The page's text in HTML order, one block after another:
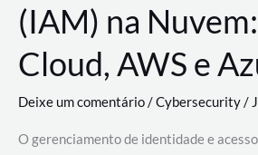
(IAM) na
Cloud, AWS e
Deixe um comentário/Cybersecurity/
O gerenciamento de identidade e